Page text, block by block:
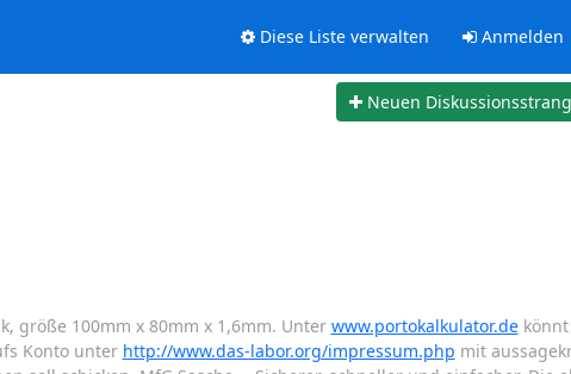
Diese Liste verwalten Anmelden
Neuen
größe 100mm x 80mm x 1,6mm. Unter www.portokalkulator.dekönnt
Konto unter http://www.das-labor.org/impressum.php mit